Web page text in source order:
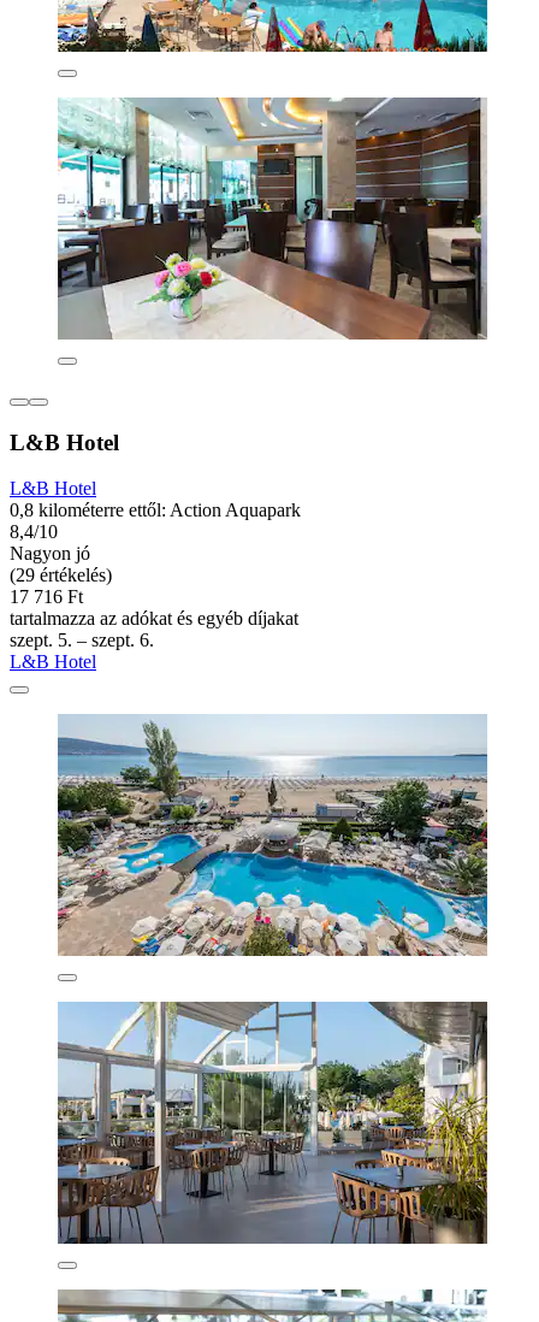
L&B Hotel
L&B Hotel
0,8 kilométerre ettől: Action Aquapark
8,4/10
Nagyon jó
(29 értékelés)
17 716 Ft
tartalmazza az adókat és egyéb díjakat
szept. 5. – szept. 6.
L&B Hotel